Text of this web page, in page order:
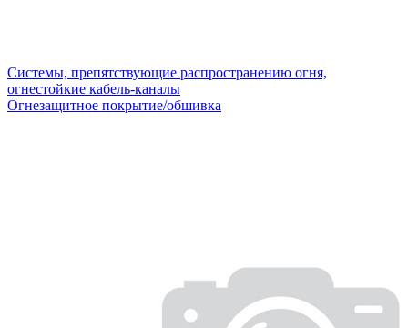
Системы, препятствующие распространению огня,
огнестойкие кабель-каналы
Огнезащитное покрытие/обшивка